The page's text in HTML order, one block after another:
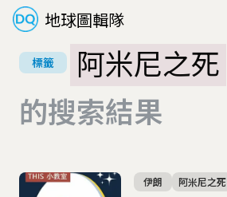
地球圖輯隊
標籤
阿米尼之死
的搜索結果
伊朗 阿米尼之死